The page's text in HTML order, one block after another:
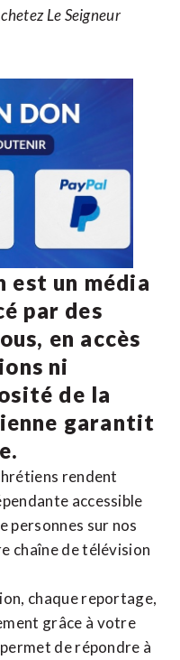
Le Seigneur
est un média
par des
en accès
ni
de la
garantit
rendent
accessible
personnes sur nos
chaîne de télévision
chaque reportage,
grâce à votre
de répondre à